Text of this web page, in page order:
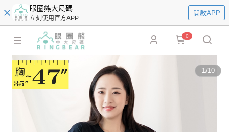
眼圈熊大尺碼
立刻使用官方APP
開啟APP
0
1/10